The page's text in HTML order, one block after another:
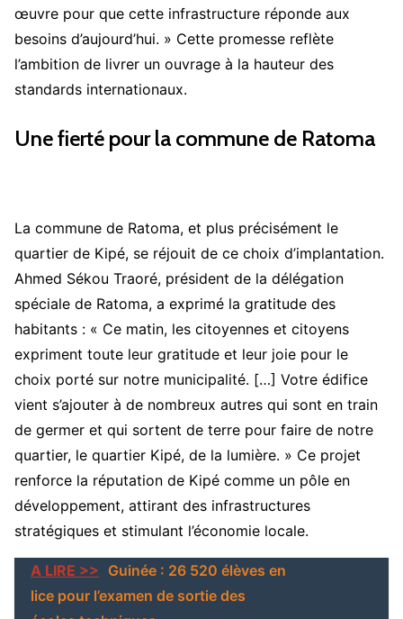
œuvre pour que cette infrastructure réponde aux
besoins d’aujourd’hui. » Cette promesse reflète
l’ambition de livrer un ouvrage à la hauteur des
standards internationaux.
Une fierté pour la commune de Ratoma
La commune de Ratoma, et plus précisément le
quartier de Kipé, se réjouit de ce choix d’implantation.
Ahmed Sékou Traoré, président de la délégation
spéciale de Ratoma, a exprimé la gratitude des
habitants : « Ce matin, les citoyennes et citoyens
expriment toute leur gratitude et leur joie pour le
choix porté sur notre municipalité. […] Votre édifice
vient s’ajouter à de nombreux autres qui sont en train
de germer et qui sortent de terre pour faire de notre
quartier, le quartier Kipé, de la lumière. » Ce projet
renforce la réputation de Kipé comme un pôle en
développement, attirant des infrastructures
stratégiques et stimulant l’économie locale.
A LIRE >> Guinée : 26 520 élèves en
lice pour l’examen de sortie des